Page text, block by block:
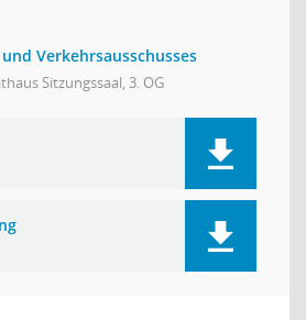
Verkehrsausschusses
Sitzungssaal, 3. OG